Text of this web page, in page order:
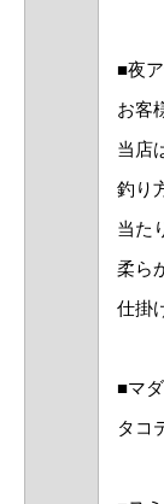
■夜
お客
当店
釣り
当た
柔ら
仕掛
■マ
タコ